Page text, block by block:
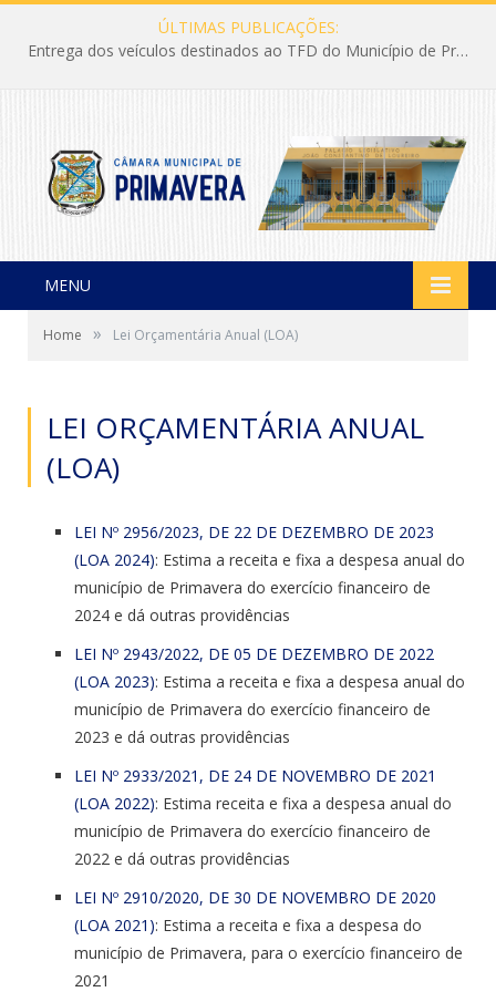
ÚLTIMAS PUBLICAÇÕES:
Entrega dos veículos destinados ao TFD do Município de Primavera
MENU
Home » Lei Orçamentária Anual (LOA)
LEI ORÇAMENTÁRIA ANUAL
(LOA)
LEI Nº 2956/2023, DE 22 DE DEZEMBRO DE 2023
(LOA 2024): Estima a receita e fixa a despesa anual do
município de Primavera do exercício financeiro de
2024 e dá outras providências
LEI Nº 2943/2022, DE 05 DE DEZEMBRO DE 2022
(LOA 2023): Estima a receita e fixa a despesa anual do
município de Primavera do exercício financeiro de
2023 e dá outras providências
LEI Nº 2933/2021, DE 24 DE NOVEMBRO DE 2021
(LOA 2022): Estima receita e fixa a despesa anual do
município de Primavera do exercício financeiro de
2022 e dá outras providências
LEI Nº 2910/2020, DE 30 DE NOVEMBRO DE 2020
(LOA 2021): Estima a receita e fixa a despesa do
município de Primavera, para o exercício financeiro de
2021